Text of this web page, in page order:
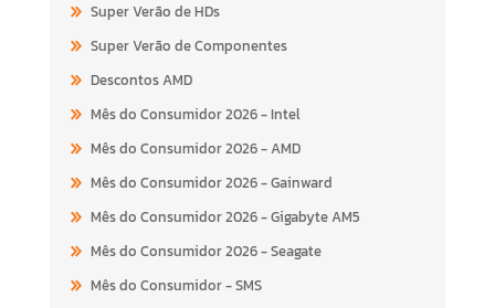
Super Verão de HDs
Super Verão de Componentes
Descontos AMD
Mês do Consumidor 2026 - Intel
Mês do Consumidor 2026 - AMD
Mês do Consumidor 2026 - Gainward
Mês do Consumidor 2026 - Gigabyte AM5
Mês do Consumidor 2026 - Seagate
Mês do Consumidor - SMS